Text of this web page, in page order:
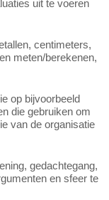
uit te voeren
centimeters,
meten/berekenen,
op bijvoorbeeld
die gebruiken om
van de organisatie
gedachtegang,
en sfeer te